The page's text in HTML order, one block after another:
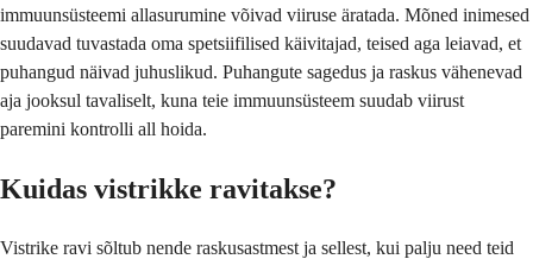
immuunsüsteemi allasurumine võivad viiruse äratada. Mõned inimesed
suudavad tuvastada oma spetsiifilised käivitajad, teised aga leiavad, et
puhangud näivad juhuslikud. Puhangute sagedus ja raskus vähenevad
aja jooksul tavaliselt, kuna teie immuunsüsteem suudab viirust
paremini kontrolli all hoida.
Kuidas vistrikke ravitakse?
Vistrike ravi sõltub nende raskusastmest ja sellest, kui palju need teid